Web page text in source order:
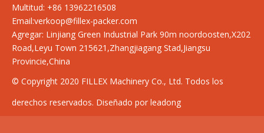
Multitud: +86 13962216508
Email:verkoop@fillex-packer.com
Agregar: Linjiang Green Industrial Park 90m noordoosten,X202
Road,Leyu Town 215621,Zhangjiagang Stad,Jiangsu
Provincie,China
© Copyright 2020 FILLEX Machinery Co., Ltd. Todos los
derechos reservados. Diseñado por leadong